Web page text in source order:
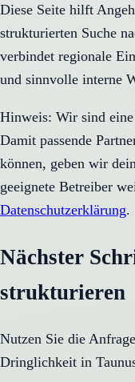
Diese Seite hilft
strukturierten Suche
verbindet regionale
und sinnvolle interne
Hinweis: Wir sind
Damit passende
können, geben wir
geeignete Betreiber
Datenschutzerklärung.
Nächster
strukturieren
Nutzen Sie die
Dringlichkeit in